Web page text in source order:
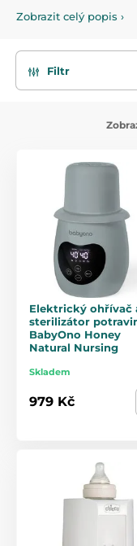
potravy.Ohřívače
POZOR:
mikrovlnné troubě.
Zobrazit celý popis ›
Filtr
Elektrický ohřívač
sterilizátor
BabyOno Honey
Natural Nursing
Skladem
979 Kč